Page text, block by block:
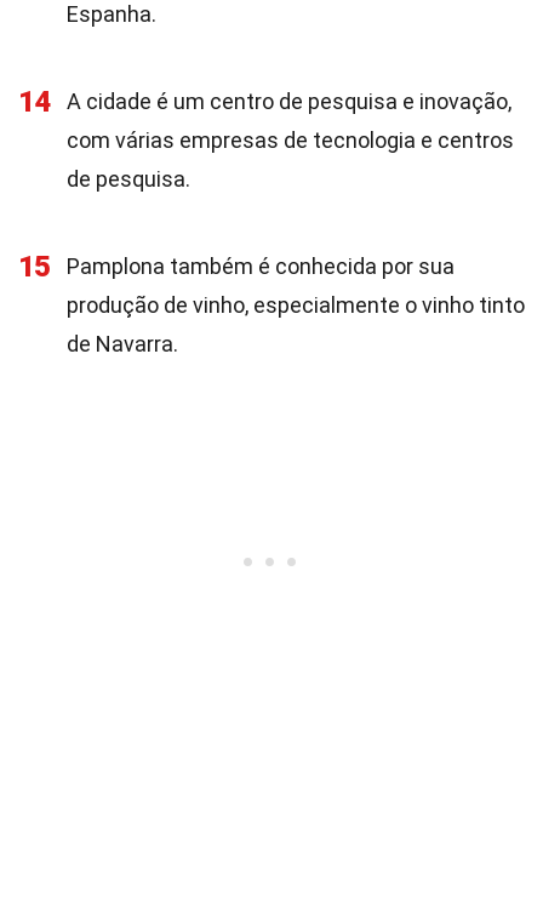
Espanha.
14
A cidade é um centro de pesquisa e inovação,
com várias empresas de tecnologia e centros
de pesquisa.
15
Pamplona também é conhecida por sua
produção de vinho, especialmente o vinho tinto
de Navarra.